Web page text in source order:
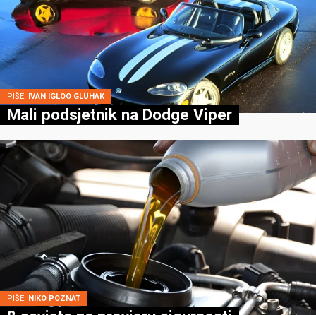
PIŠE: IVAN IGLOO GLUHAK
Mali podsjetnik na Dodge Viper
PIŠE: NIKO POZNAT